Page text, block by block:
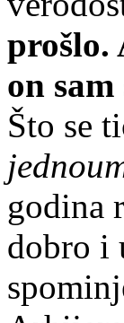
prošlo.
on
Što se
godina
dobro i